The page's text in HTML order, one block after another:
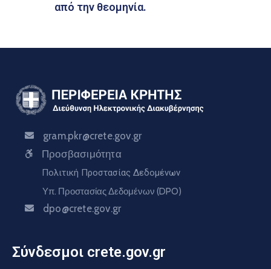
από την θεομηνία.
gram.pkr@crete.gov.gr
Προσβασιμότητα
Πολιτική Προστασίας Δεδομένων
Υπ. Προστασίας Δεδομένων (DPO)
dpo@crete.gov.gr
Σύνδεσμοι crete.gov.gr